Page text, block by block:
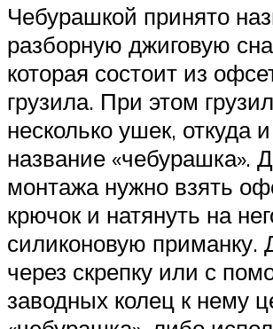
Чебурашкой принято
разборную джиговую
которая состоит из
грузила. При этом
несколько ушек, откуда
название «чебурашка».
монтажа нужно взять
крючок и натянуть на
силиконовую приманку.
через скрепку или с
заводных колец к нему